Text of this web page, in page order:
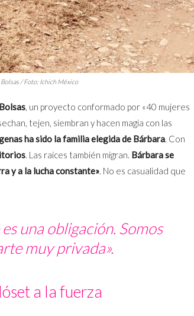
/ Foto: Ichich México
, un proyecto conformado por «40 mujeres
tejen, siembran y hacen magia con las
ha sido la familia elegida de Bárbara. Con
. Las raíces también migran. Bárbara se
y a la lucha constante». No es casualidad que
una obligación. Somos
muy privada».
a la fuerza